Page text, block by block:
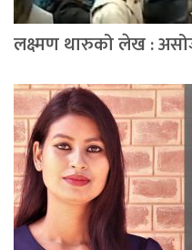
लक्ष्मण थारुको लेख :